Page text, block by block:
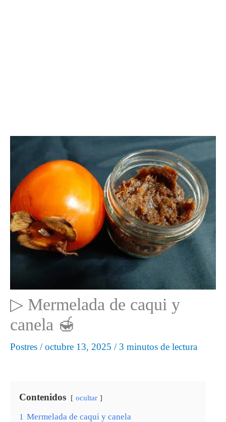
▷ Mermelada de caqui y
canela 🍯
Postres /octubre 13, 2025 / 3 minutos de lectura
Contenidos ocultar
1 Mermelada de caqui y canela